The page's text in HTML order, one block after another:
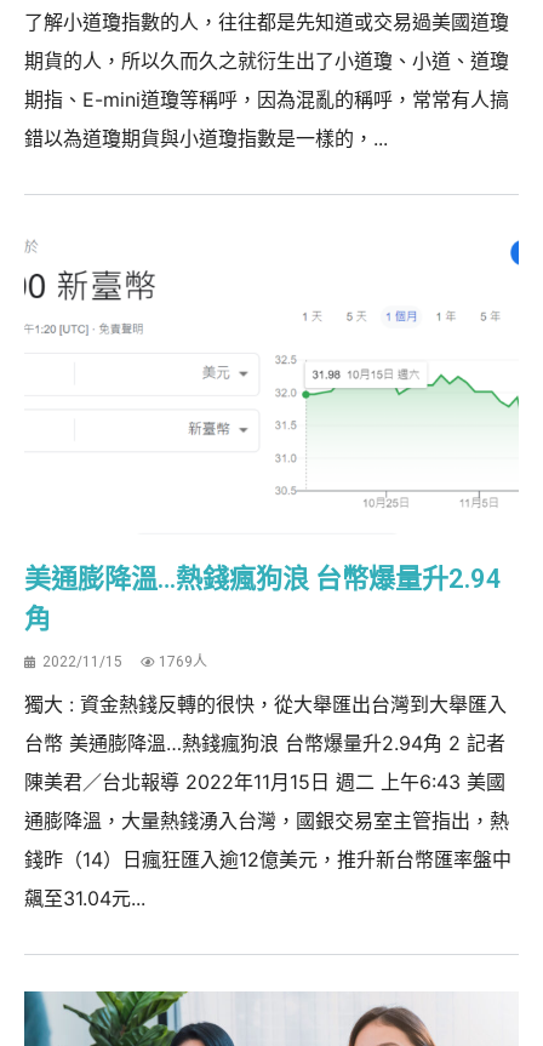
了解小道瓊指數的人，往往都是先知道或交易過美國道瓊
期貨的人，所以久而久之就衍生出了小道瓊、小道、道瓊
期指、E-mini道瓊等稱呼，因為混亂的稱呼，常常有人搞
錯以為道瓊期貨與小道瓊指數是一樣的，...
美通膨降溫…熱錢瘋狗浪 台幣爆量升2.94
角
2022/11/15 1769人
獨大 : 資金熱錢反轉的很快，從大舉匯出台灣到大舉匯入
台幣 美通膨降溫…熱錢瘋狗浪 台幣爆量升2.94角 2 記者
陳美君／台北報導 2022年11月15日 週二 上午6:43 美國
通膨降溫，大量熱錢湧入台灣，國銀交易室主管指出，熱
錢昨（14）日瘋狂匯入逾12億美元，推升新台幣匯率盤中
飆至31.04元...